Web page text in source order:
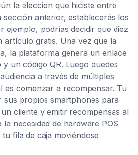
la elección que hiciste entre
anterior, establecerás los
ejemplo, podrías decidir que diez
artículo gratis. Una vez que la
la plataforma genera un enlace
un código QR. Luego puedes
a través de múltiples
es comenzar a recompensar. Tu
sus propios smartphones para
cliente y emitir recompensas al
la necesidad de hardware POS
fila de caja moviéndose